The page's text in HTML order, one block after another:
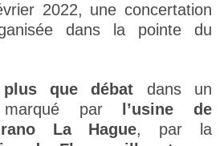
2022, une concertation
dans la pointe du
que débat dans un
marqué par
l’usine de
La Hague, par la